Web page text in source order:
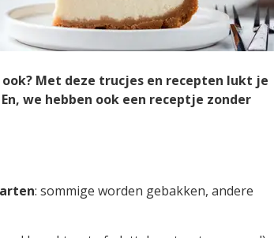
Met deze trucjes en recepten lukt je
we hebben ook een receptje zonder
: sommige worden gebakken, andere